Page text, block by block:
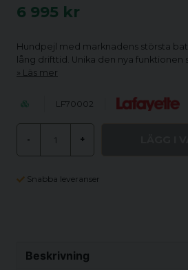
6 995 kr
Hundpejl med marknadens största
lång drifttid. Unika den nya
Läs mer
LF70002
- +
Snabba leveranser
Beskrivning